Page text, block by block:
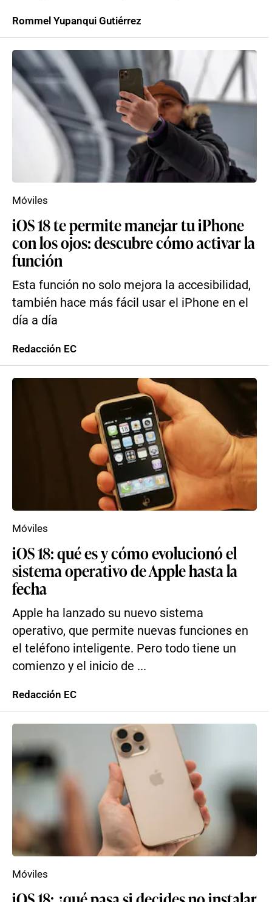
Rommel Yupanqui Gutiérrez
iOS 18 te permite manejar tu iPhone
con los ojos: descubre cómo activar la
función
Esta función no solo mejora la accesibilidad,
también hace más fácil usar el iPhone en el
día a día
Móviles
Redacción EC
iOS 18: qué es y cómo evolucionó el
sistema operativo de Apple hasta la
fecha
Apple ha lanzado su nuevo sistema
operativo, que permite nuevas funciones en
el teléfono inteligente. Pero todo tiene un
comienzo y el inicio de ...
Móviles
Redacción EC
Móviles